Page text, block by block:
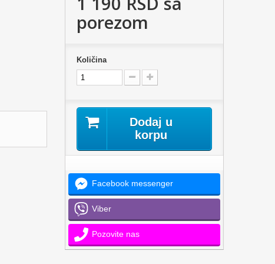
porezom
Količina
Dodaj u
korpu
Facebook messenger
Viber
Pozovite nas